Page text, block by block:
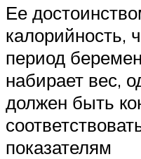
Ее
калорийность,
период
набирает вес,
должен быть
показателям